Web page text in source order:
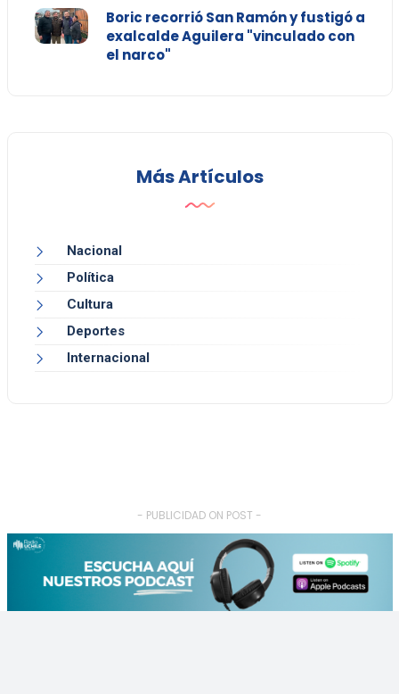
Boric recorrió San Ramón y fustigó a
exalcalde Aguilera "vinculado con
el narco"
Más Artículos
Nacional
Política
Cultura
Deportes
Internacional
- PUBLICIDAD ON POST -